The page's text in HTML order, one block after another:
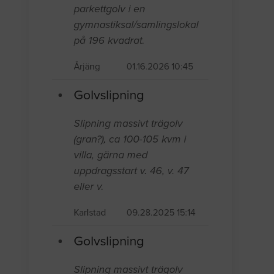
parkettgolv i en
gymnastiksal/samlingslokal
på 196 kvadrat.
Årjäng 01.16.2026 10:45
Golvslipning
Slipning massivt trägolv
(gran?), ca 100-105 kvm i
villa, gärna med
uppdragsstart v. 46, v. 47
eller v.
Karlstad 09.28.2025 15:14
Golvslipning
Slipning massivt trägolv